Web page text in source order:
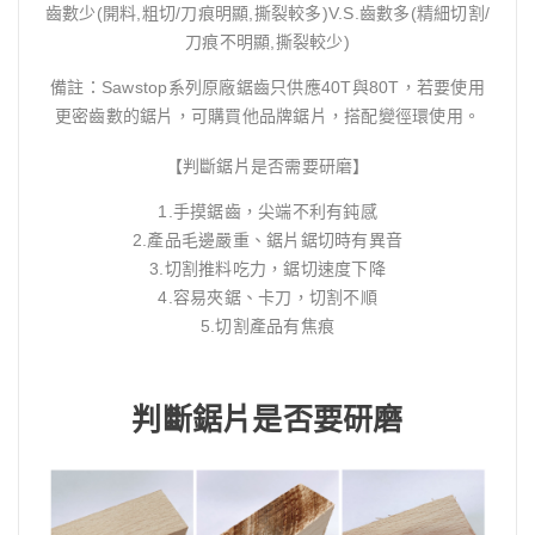
齒數少(開料,粗切/刀痕明顯,撕裂較多)V.S.齒數多(精細切割/
刀痕不明顯,撕裂較少)
備註：Sawstop系列原廠鋸齒只供應40T與80T，若要使用
更密齒數的鋸片，可購買他品牌鋸片，搭配變徑環使用。
【判斷鋸片是否需要研磨】
1.手摸鋸齒，尖端不利有鈍感
2.產品毛邊嚴重、鋸片鋸切時有異音
3.切割推料吃力，鋸切速度下降
4.容易夾鋸、卡刀，切割不順
5.切割產品有焦痕
判斷鋸片是否要研磨